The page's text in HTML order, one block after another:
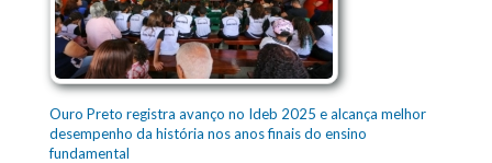
Ouro Preto registra avanço no Ideb 2025 e alcança melhor
desempenho da história nos anos finais do ensino
fundamental